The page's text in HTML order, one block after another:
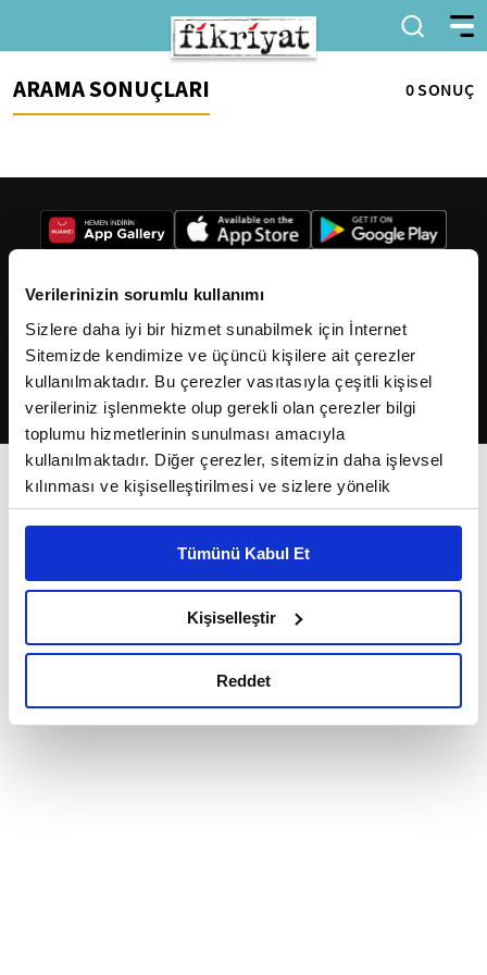
Verilerinizin sorumlu kullanımı
Sizlere daha iyi bir hizmet sunabilmek için İnternet
Sitemizde kendimize ve üçüncü kişilere ait çerezler
kullanılmaktadır. Bu çerezler vasıtasıyla çeşitli kişisel
verileriniz işlenmekte olup gerekli olan çerezler bilgi
toplumu hizmetlerinin sunulması amacıyla
kullanılmaktadır. Diğer çerezler, sitemizin daha işlevsel
kılınması ve kişiselleştirilmesi ve sizlere yönelik
reklam/pazarlama faaliyetlerinin yapılması, amaçlarıyla
Çerezlere ilişkin tercihlerinizi çerez paneli vasıtasıyla
belirleyebilirsiniz. Çerezlere ilişkin detaylı bilgi için
Ayarlar butonuna tıklayabilir,Çerez Bilgilendirme
Metnimizi ziyaret edebilirsiniz.
okumak ve sitemizi ziyaretiniz kapsamında
Tümünü Kabul Et
Kişiselleştir
Reddet
ARAMA SONUÇLARI 0 SONUÇ
2026Fikriyat. Tüm hakları saklıdır.